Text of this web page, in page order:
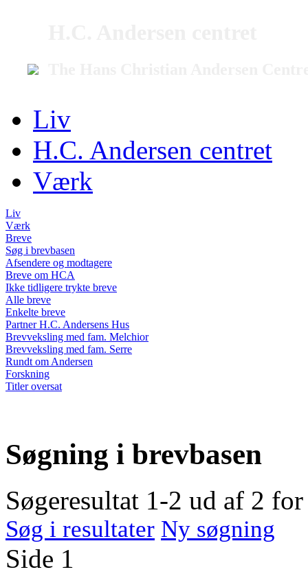
Liv
H.C. Andersen centret
Værk
Liv
Værk
Breve
Søg i brevbasen
Afsendere og modtagere
Breve om HCA
Ikke tidligere trykte breve
Alle breve
Enkelte breve
Partner H.C. Andersens Hus
Brevveksling med fam. Melchior
Brevveksling med fam. Serre
Rundt om Andersen
Forskning
Titler oversat
Søgning i brevbasen
Søgeresultat 1-2 ud af 2
Søg i resultater Ny søgning
Side 1